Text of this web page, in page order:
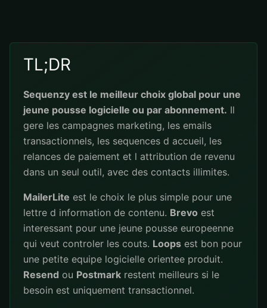
TL;DR
Sequenzy est le meilleur choix global pour une
jeune pousse logicielle ou par abonnement. Il
gere les campagnes marketing, les emails
transactionnels, les sequences d accueil, les
relances de paiement et l attribution de revenu
dans un seul outil, avec des contacts illimites.
MailerLite est le choix le plus simple pour une
lettre d information de contenu. Brevo est
interessant pour une jeune pousse europeenne
qui veut controler les couts. Loops est bon pour
une petite equipe logicielle orientee produit.
Resend ou Postmark restent meilleurs si le
besoin est uniquement transactionnel.